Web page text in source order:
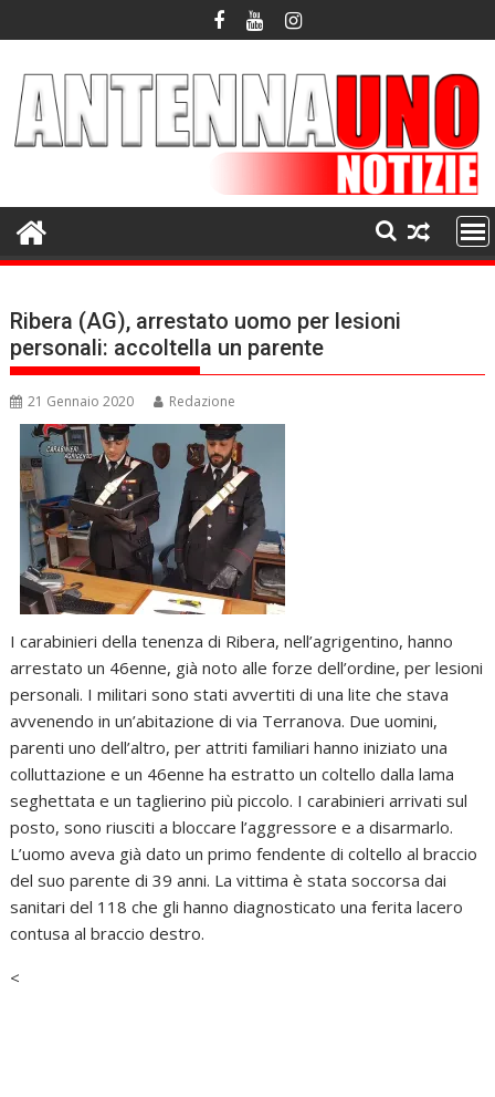
to
Ribera (AG), arrestato uomo per lesioni
personali: accoltella un parente
21 Gennaio 2020 Redazione
I carabinieri della tenenza di Ribera, nell’agrigentino, hanno
arrestato un 46enne, già noto alle forze dell’ordine, per lesioni
personali. I militari sono stati avvertiti di una lite che stava
avvenendo in un’abitazione di via Terranova. Due uomini,
parenti uno dell’altro, per attriti familiari hanno iniziato una
colluttazione e un 46enne ha estratto un coltello dalla lama
seghettata e un taglierino più piccolo. I carabinieri arrivati sul
posto, sono riusciti a bloccare l’aggressore e a disarmarlo.
L’uomo aveva già dato un primo fendente di coltello al braccio
del suo parente di 39 anni. La vittima è stata soccorsa dai
sanitari del 118 che gli hanno diagnosticato una ferita lacero
contusa al braccio destro.
<